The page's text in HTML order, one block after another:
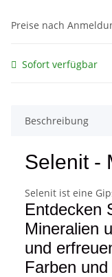
Preise nach
Sofort verfügbar
Beschreibung
Selenit -
Selenit ist eine
Entdecken
Mineralien
und
Farben